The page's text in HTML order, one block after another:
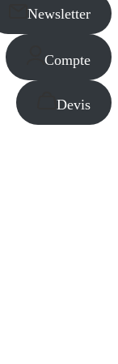
Newsletter
Compte
Devis